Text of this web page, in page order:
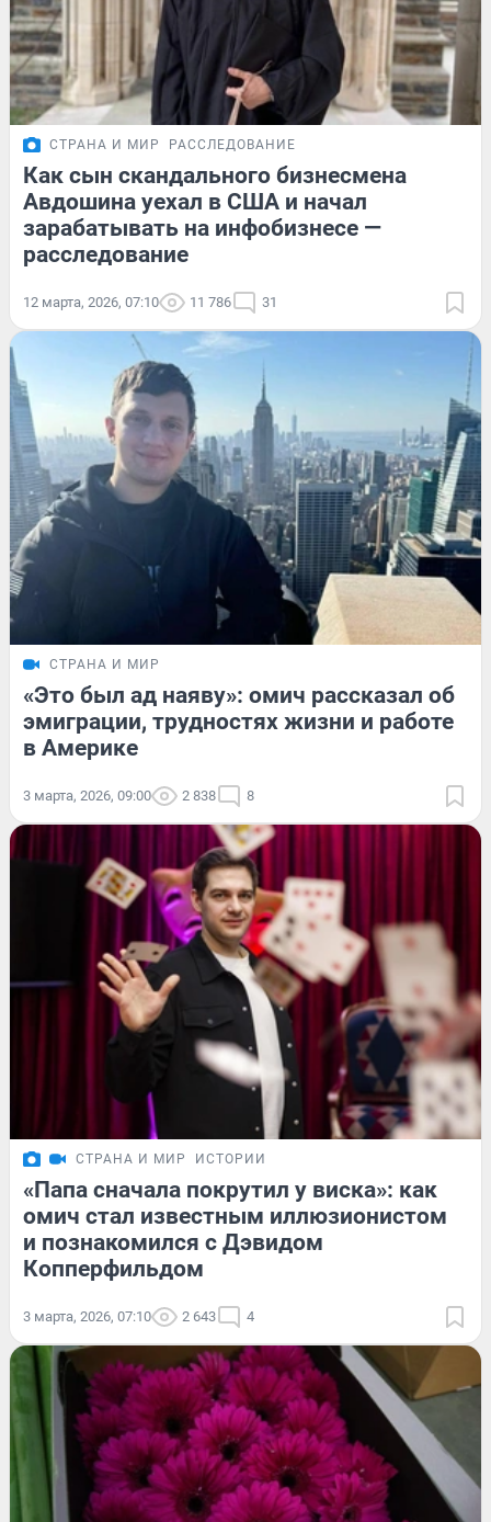
СТРАНА И МИР РАССЛЕДОВАНИЕ
Как сын скандального бизнесмена
Авдошина уехал в США и начал
зарабатывать на инфобизнесе —
расследование
12 марта, 2026, 07:10 11 786 31
СТРАНА И МИР
«Это был ад наяву»: омич рассказал об
эмиграции, трудностях жизни и работе
в Америке
3 марта, 2026, 09:00 2 838 8
СТРАНА И МИР ИСТОРИИ
«Папа сначала покрутил у виска»: как
омич стал известным иллюзионистом
и познакомился с Дэвидом
Копперфильдом
3 марта, 2026, 07:10 2 643 4